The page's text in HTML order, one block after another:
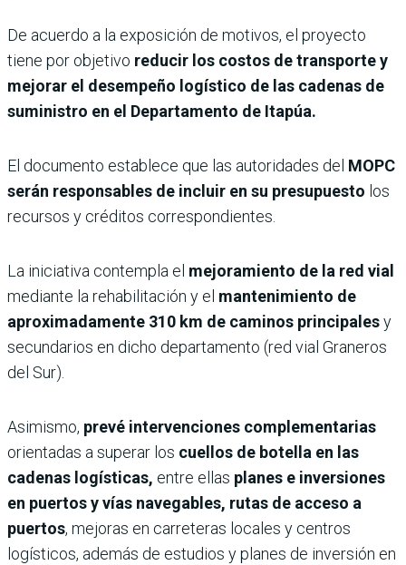
De acuerdo a la exposición de motivos, el proyecto
tiene por objetivo reducir los costos de transporte y
mejorar el desempeño logístico de las cadenas de
suministro en el Departamento de Itapúa.
El documento establece que las autoridades del MOPC
serán responsables de incluir en su presupuesto los
recursos y créditos correspondientes.
La iniciativa contempla el mejoramiento de la red vial
mediante la rehabilitación y el mantenimiento de
aproximadamente 310 km de caminos principalesy
secundarios en dicho departamento (red vial Graneros
del Sur).
Asimismo, prevé intervenciones complementarias
orientadas a superar los cuellos de botella en las
cadenas logísticas, entre ellas planes e inversiones
en puertos y vías navegables, rutas de acceso a
puertos, mejoras en carreteras locales y centros
logísticos, además de estudios y planes de inversión en